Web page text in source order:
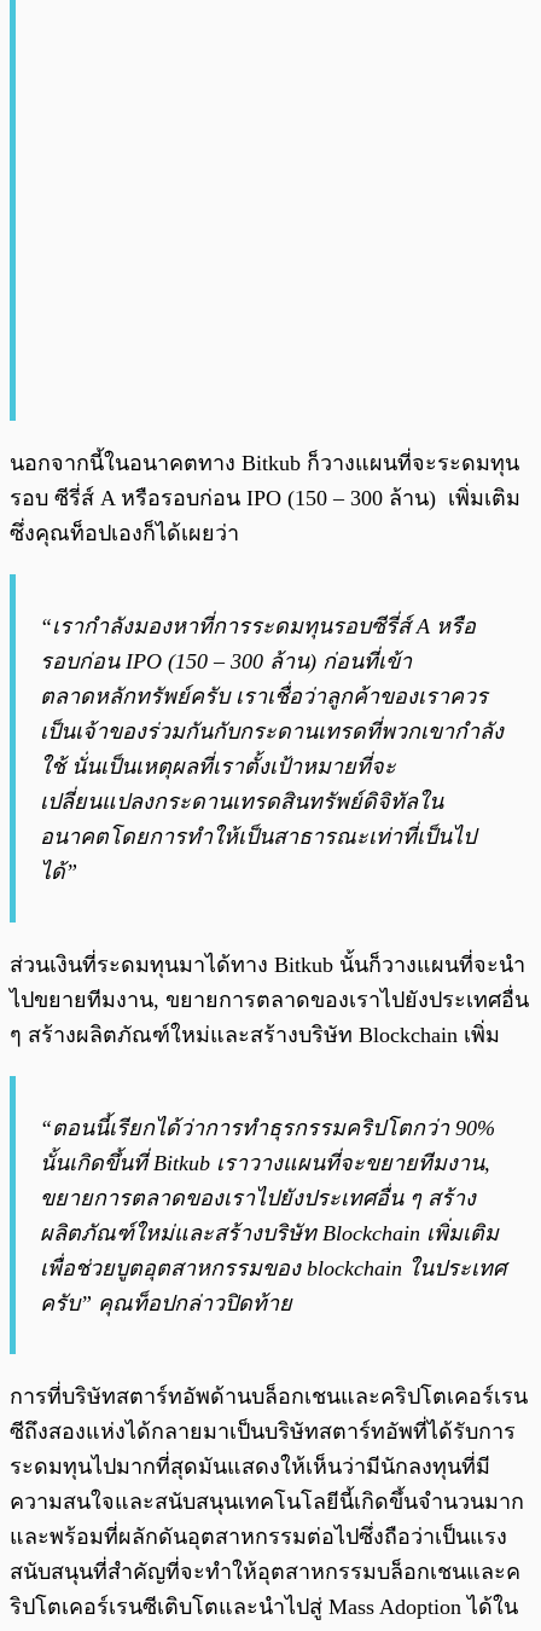
นอกจากนี้ในอนาคตทาง Bitkub ก็วางแผนที่จะระดมทุน
รอบ ซีรี่ส์ A หรือรอบก่อน IPO (150 – 300 ล้าน) เพิ่มเติม
ซึ่งคุณท็อปเองก็ได้เผยว่า
“เรากำลังมองหาที่การระดมทุนรอบซีรี่ส์ A หรือ
รอบก่อน IPO (150 – 300 ล้าน) ก่อนที่เข้า
ตลาดหลักทรัพย์ครับ เราเชื่อว่าลูกค้าของเราควร
เป็นเจ้าของร่วมกันกับกระดานเทรดที่พวกเขากำลัง
ใช้ นั่นเป็นเหตุผลที่เราตั้งเป้าหมายที่จะ
เปลี่ยนแปลงกระดานเทรดสินทรัพย์ดิจิทัลใน
อนาคตโดยการทำให้เป็นสาธารณะเท่าที่เป็นไป
ได้”
ส่วนเงินที่ระดมทุนมาได้ทาง Bitkub นั้นก็วางแผนที่จะนำ
ไปขยายทีมงาน, ขยายการตลาดของเราไปยังประเทศอื่น
ๆ สร้างผลิตภัณฑ์ใหม่และสร้างบริษัท Blockchain เพิ่ม
“ตอนนี้เรียกได้ว่าการทำธุรกรรมคริปโตกว่า 90%
นั้นเกิดขึ้นที่ Bitkub เราวางแผนที่จะขยายทีมงาน,
ขยายการตลาดของเราไปยังประเทศอื่น ๆ สร้าง
ผลิตภัณฑ์ใหม่และสร้างบริษัท Blockchain เพิ่มเติม
เพื่อช่วยบูตอุตสาหกรรมของ blockchain ในประเทศ
ครับ” คุณท็อปกล่าวปิดท้าย
การที่บริษัทสตาร์ทอัพด้านบล็อกเชนและคริปโตเคอร์เรน
ซีถึงสองแห่งได้กลายมาเป็นบริษัทสตาร์ทอัพที่ได้รับการ
ระดมทุนไปมากที่สุดมันแสดงให้เห็นว่ามีนักลงทุนที่มี
ความสนใจและสนับสนุนเทคโนโลยีนี้เกิดขึ้นจำนวนมาก
และพร้อมที่ผลักดันอุตสาหกรรมต่อไปซึ่งถือว่าเป็นแรง
สนับสนุนที่สำคัญที่จะทำให้อุตสาหกรรมบล็อกเชนและค
ริปโตเคอร์เรนซีเติบโตและนำไปสู่ Mass Adoption ได้ใน